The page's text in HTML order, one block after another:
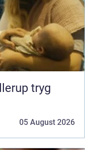
tryg
05 August 2026